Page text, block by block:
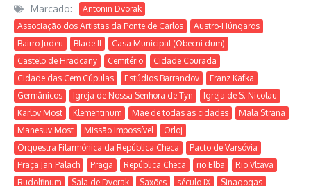
Marcado:
Antonin Dvorak
Associação dos Artistas da Ponte de Carlos
Austro-Húngaros
Bairro Judeu
Blade II
Casa Municipal (Obecni dum)
Castelo de Hradcany
Cemitério
Cidade Courada
Cidade das Cem Cúpulas
Estúdios Barrandov
Franz Kafka
Germânicos
Igreja de Nossa Senhora de Tyn
Igreja de S. Nicolau
Karlov Most
Klementinum Mãe de todas as cidades
Mala Strana
Manesuv Most
Missão Impossível
Orloj
Orquestra Filarmónica da República Checa
Pacto de Varsóvia
Praça Jan Palach
Praga República Checa rio Elba
Rio Vltava
Rudolfinum
Sala de Dvorak Saxões século IX
Sinagogas